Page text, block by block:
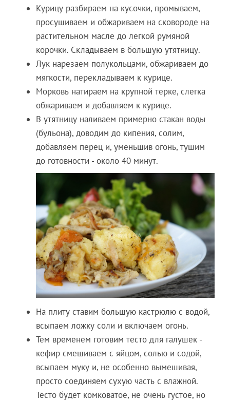
Курицу разбираем на кусочки, промываем,
просушиваем и обжариваем на сковороде на
растительном масле до легкой румяной
корочки. Складываем в большую утятницу.
Лук нарезаем полукольцами, обжариваем до
мягкости, перекладываем к курице.
Морковь натираем на крупной терке, слегка
обжариваем и добавляем к курице.
В утятницу наливаем примерно стакан воды
(бульона), доводим до кипения, солим,
добавляем перец и, уменьшив огонь, тушим
до готовности - около 40 минут.
На плиту ставим большую кастрюлю с водой,
всыпаем ложку соли и включаем огонь.
Тем временем готовим тесто для галушек -
кефир смешиваем с яйцом, солью и содой,
всыпаем муку и, не особенно вымешивая,
просто соединяем сухую часть с влажной.
Тесто будет комковатое, не очень густое, но